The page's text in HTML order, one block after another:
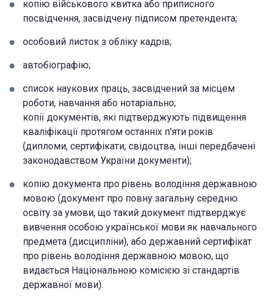
копію військового квитка або приписного
посвідчення, засвідчену підписом претендента;
особовий листок з обліку кадрів;
автобіографію;
список наукових праць, засвідчений за місцем
роботи, навчання або нотаріально;
копії документів, які підтверджують підвищення
кваліфікації протягом останніх п'яти років
(дипломи, сертифікати, свідоцтва, інші передбачені
законодавством України документи);
копію документа про рівень володіння державною
мовою (документ про повну загальну середню
освіту за умови, що такий документ підтверджує
вивчення особою української мови як навчального
предмета (дисципліни), або державний сертифікат
про рівень володіння державною мовою, що
видається Національною комісією зі стандартів
державної мови).